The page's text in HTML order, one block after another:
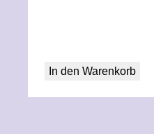
In den Warenkorb